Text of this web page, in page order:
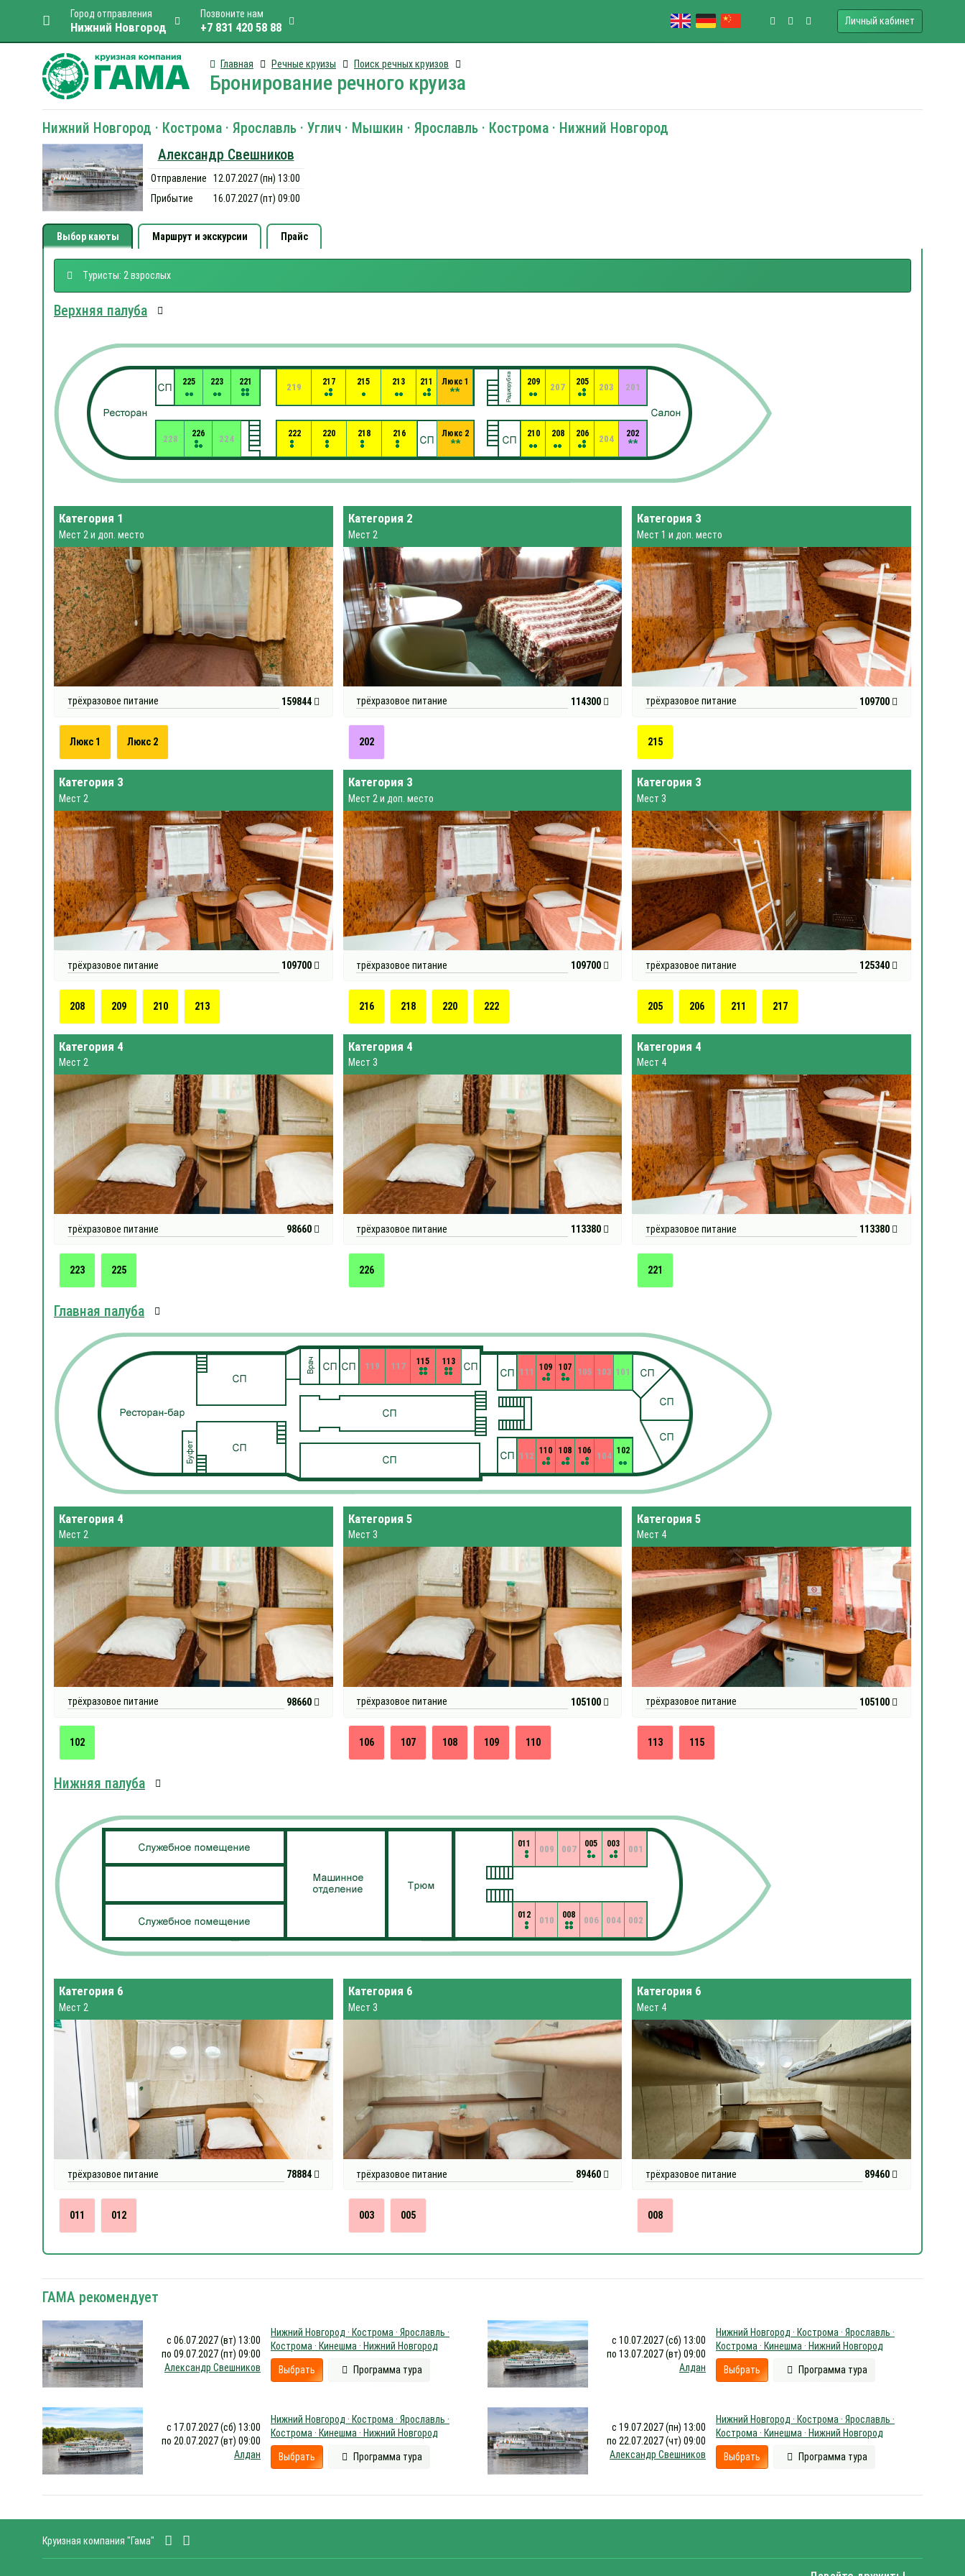
Город отправления
Нижний Новгород
Позвоните нам
+7 831 420 58 88 Личный кабинет
Главная Речные круизы Поиск речных круизов
Бронирование речного круиза
Нижний Новгород · Кострома · Ярославль · Углич · Мышкин · Ярославль · Кострома · Нижний Новгород
Александр Свешников
Отправление
12.07.2027 (пн) 13:00
Прибытие
16.07.2027 (пт) 09:00
Выбор каюты Маршрут и экскурсии Прайс
Туристы: 2 взрослых
Верхняя палуба
Люкс 1
Люкс 2
201
202
203
204
205
206
207
208
209
210
211
213
215
216
217
218
219
220
221
222
223
224
225
226
228
Категория 1
Мест 2 и доп. место
трёхразовое питание 159844
Люкс 1 Люкс 2
Категория 2
Мест 2
трёхразовое питание 114300
202
Категория 3
Мест 1 и доп. место
трёхразовое питание 109700
215
Категория 3
Мест 2
трёхразовое питание 109700
208 209 210 213
Категория 3
Мест 2 и доп. место
трёхразовое питание 109700
216 218 220 222
Категория 3
Мест 3
трёхразовое питание 125340
205 206 211 217
Категория 4
Мест 2
трёхразовое питание 98660
223 225
Категория 4
Мест 3
трёхразовое питание 113380
226
Категория 4
Мест 4
трёхразовое питание 113380
221
Главная палуба
101
102
103
104
105
106
107
108
109
110
111
112
113
115
117
119
Категория 4
Мест 2
трёхразовое питание 98660
102
Категория 5
Мест 3
трёхразовое питание 105100
106 107 108 109 110
Категория 5
Мест 4
трёхразовое питание 105100
113 115
Нижняя палуба
001
002
003
004
005
006
007
008
009
010
011
012
Категория 6
Мест 2
трёхразовое питание 78884
011 012
Категория 6
Мест 3
трёхразовое питание 89460
003 005
Категория 6
Мест 4
трёхразовое питание 89460
008
ГАМА рекомендует
с 06.07.2027 (вт) 13:00
по 09.07.2027 (пт) 09:00
Александр Свешников
Нижний Новгород · Кострома · Ярославль ·
Кострома · Кинешма · Нижний Новгород
Выбрать Программа тура
с 10.07.2027 (сб) 13:00
по 13.07.2027 (вт) 09:00
Алдан
Нижний Новгород · Кострома · Ярославль ·
Кострома · Кинешма · Нижний Новгород
Выбрать Программа тура
с 17.07.2027 (сб) 13:00
по 20.07.2027 (вт) 09:00
Алдан
Нижний Новгород · Кострома · Ярославль ·
Кострома · Кинешма · Нижний Новгород
Выбрать Программа тура
с 19.07.2027 (пн) 13:00
по 22.07.2027 (чт) 09:00
Александр Свешников
Нижний Новгород · Кострома · Ярославль ·
Кострома · Кинешма · Нижний Новгород
Выбрать Программа тура
Круизная компания "Гама"